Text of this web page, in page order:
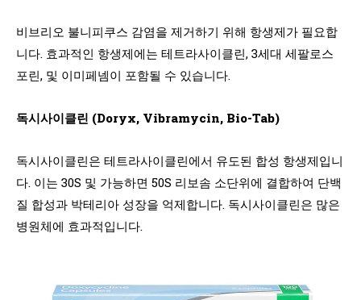
비브리오 불니피쿠스 감염을 제거하기 위해 항생제가 필요합
니다. 효과적인 항생제에는 테트라사이클린, 3세대 세팔로스
포린, 및 이미페넴이 포함될 수 있습니다.
독시사이클린 (Doryx, Vibramycin, Bio-Tab)
독시사이클린은 테트라사이클린에서 유도된 합성 항생제입니
다. 이는 30S 및 가능하면 50S 리보솜 소단위에 결합하여 단백
질 합성과 박테리아 성장을 억제합니다. 독시사이클린은 많은
병원체에 효과적입니다.